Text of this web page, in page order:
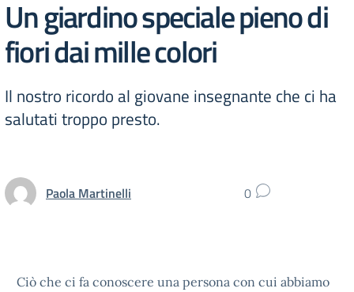
Un giardino speciale pieno di
fiori dai mille colori
Il nostro ricordo al giovane insegnante che ci ha
salutati troppo presto.
Paola Martinelli 0
Ciò che ci fa conoscere una persona con cui abbiamo